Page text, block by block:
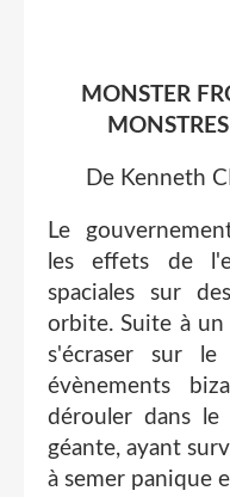
MONSTER
De Kenneth
Le
les effets de
spaciales sur
orbite. Suite à
s'écraser sur
évènements
dérouler dans
géante, ayant
à semer panique